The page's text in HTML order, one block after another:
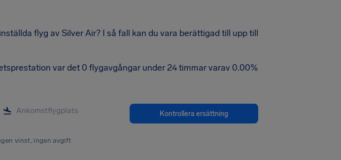
flyg av Silver Air? I så fall kan du vara berättigad till upp till
var det 0 flygavgångar under 24 timmar varav 0.00%
Kontrollera ersättning
vinst, ingen avgift